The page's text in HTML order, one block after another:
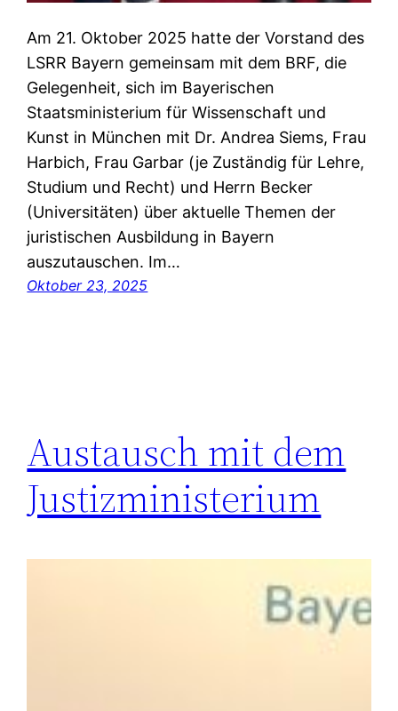
Am 21. Oktober 2025 hatte der Vorstand des
LSRR Bayern gemeinsam mit dem BRF, die
Gelegenheit, sich im Bayerischen
Staatsministerium für Wissenschaft und
Kunst in München mit Dr. Andrea Siems, Frau
Harbich, Frau Garbar (je Zuständig für Lehre,
Studium und Recht) und Herrn Becker
(Universitäten) über aktuelle Themen der
juristischen Ausbildung in Bayern
auszutauschen. Im…
Oktober 23, 2025
Austausch mit dem
Justizministerium